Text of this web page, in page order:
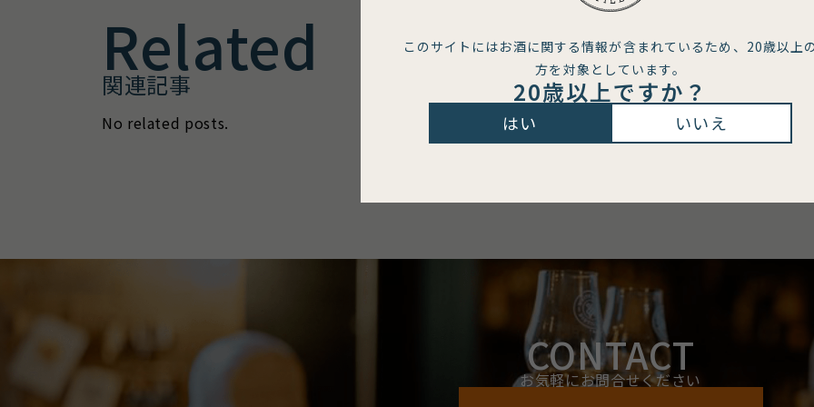
Related
関連記事
No related posts.
CONTACT
お気軽にお問合せください
このサイトにはお酒に関する情報が含まれているため、 20歳以上
方を対象としています。
20歳以上ですか？
はい いいえ